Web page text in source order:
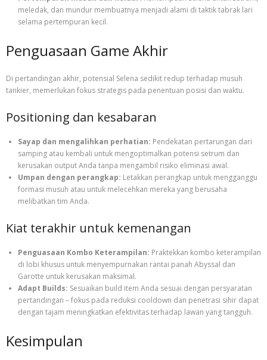
meledak, dan mundur membuatnya menjadi alami di taktik tabrak lari
selama pertempuran kecil.
Penguasaan Game Akhir
Di pertandingan akhir, potensial Selena sedikit redup terhadap musuh
tankier, memerlukan fokus strategis pada penentuan posisi dan waktu.
Positioning dan kesabaran
Sayap dan mengalihkan perhatian: Pendekatan pertarungan dari
samping atau kembali untuk mengoptimalkan potensi setrum dan
kerusakan output Anda tanpa mengambil risiko eliminasi awal.
Umpan dengan perangkap: Letakkan perangkap untuk mengganggu
formasi musuh atau untuk melecehkan mereka yang berusaha
melibatkan tim Anda.
Kiat terakhir untuk kemenangan
Penguasaan Kombo Keterampilan: Praktekkan kombo keterampilan
di lobi khusus untuk menyempurnakan rantai panah Abyssal dan
Garotte untuk kerusakan maksimal.
Adapt Builds: Sesuaikan build item Anda sesuai dengan persyaratan
pertandingan – fokus pada reduksi cooldown dan penetrasi sihir dapat
dengan tajam meningkatkan efektivitas terhadap lawan yang tangguh.
Kesimpulan